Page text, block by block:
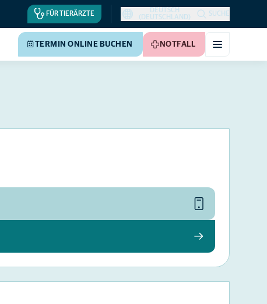
FÜR TIERÄRZTE
DEUTSCH
(DEUTSCHLAND)
SUCHE
TERMIN ONLINE BUCHEN NOTFALL